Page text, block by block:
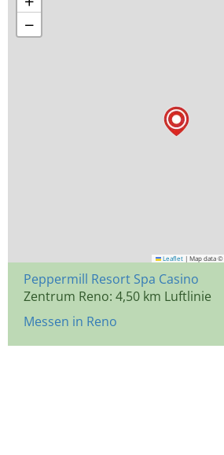
−
Leaflet | Map data ©
Peppermill Resort Spa Casino
Zentrum Reno: 4,50 km Luftlinie
Messen in Reno